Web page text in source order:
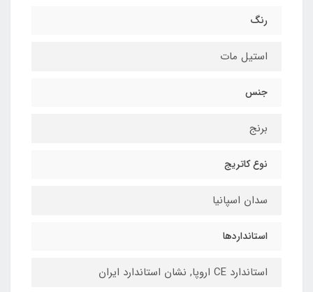
رنگ
استیل مات
جنس
برنج
نوع کاتریج
سدان اسپانیا
استانداردها
استاندارد CE اروپا, نشان استاندارد ایران